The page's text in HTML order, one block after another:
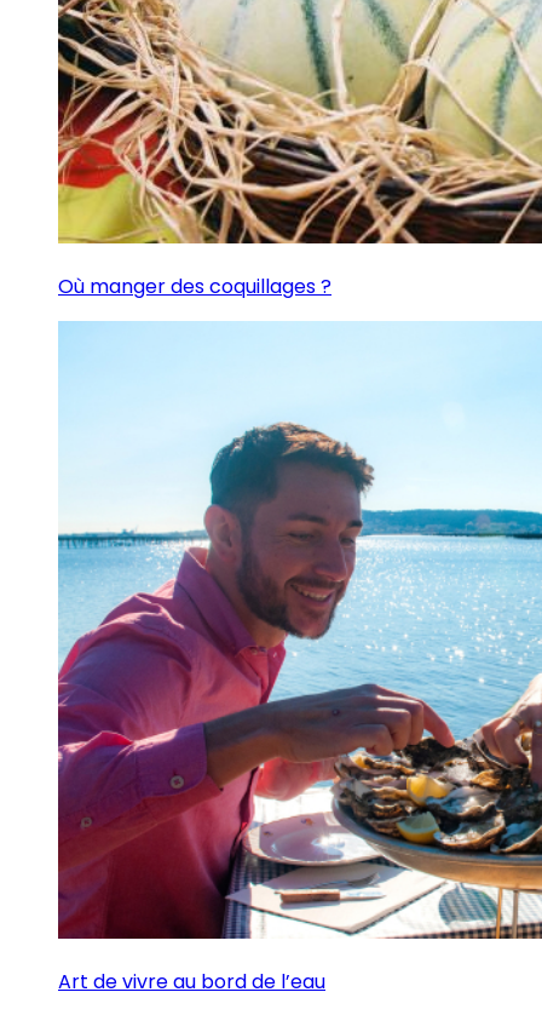
Où manger des coquillages ?
Art de vivre au bord de l’eau